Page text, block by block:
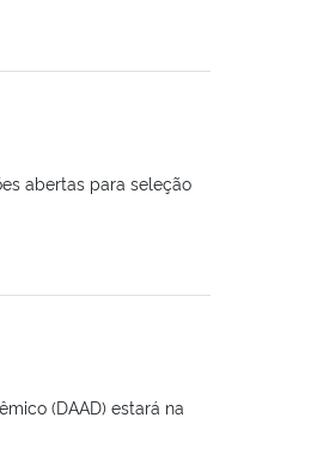
abertas para seleção
(DAAD) estará na